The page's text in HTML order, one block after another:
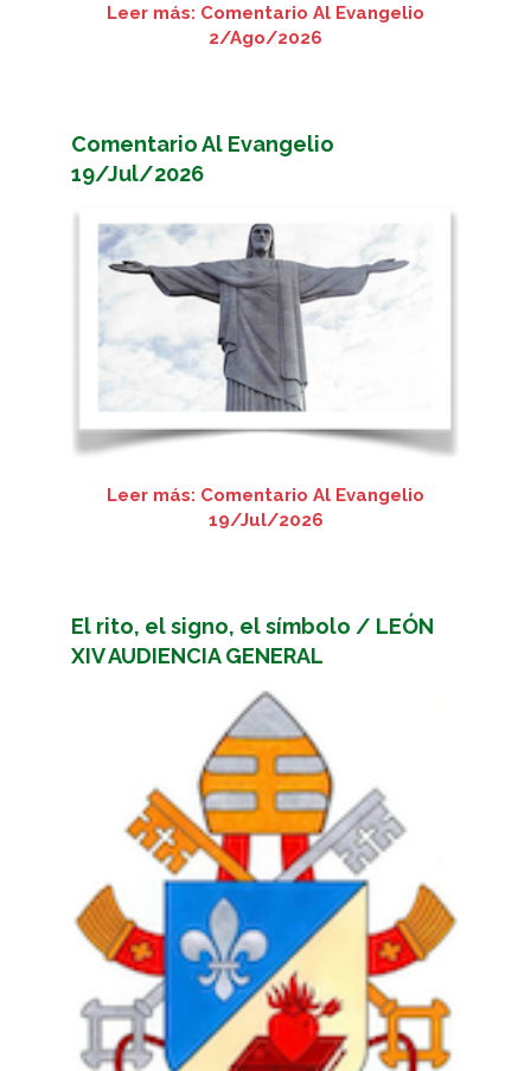
Leer más: Comentario Al Evangelio
2/Ago/2026
Comentario Al Evangelio
19/Jul/2026
Leer más: Comentario Al Evangelio
19/Jul/2026
El rito, el signo, el símbolo / LEÓN
XIV AUDIENCIA GENERAL